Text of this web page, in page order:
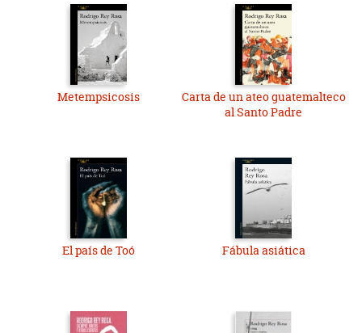
Metempsicosis
Carta de un ateo guatemalteco
al Santo Padre
El país de Toó Fábula asiática